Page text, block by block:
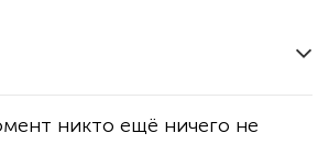
никто ещё ничего не